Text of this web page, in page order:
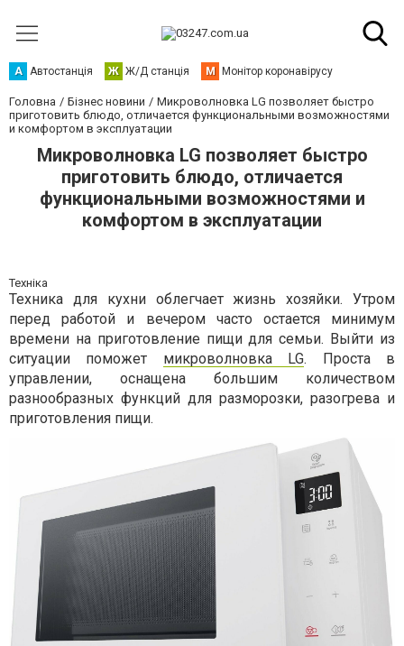
А Автостанція Ж Ж/Д станція М Монітор коронавірусу
Головна Бізнес новини
Микроволновка LG позволяет быстро
приготовить блюдо, отличается функциональными возможностями
и комфортом в эксплуатации
Микроволновка LG позволяет быстро
приготовить блюдо, отличается
функциональными возможностями и
комфортом в эксплуатации
Техніка
Техника для кухни облегчает жизнь хозяйки. Утром
перед работой и вечером часто остается минимум
времени на приготовление пищи для семьи. Выйти из
ситуации поможет микроволновка LG. Проста в
управлении, оснащена большим количеством
разнообразных функций для разморозки, разогрева и
приготовления пищи.